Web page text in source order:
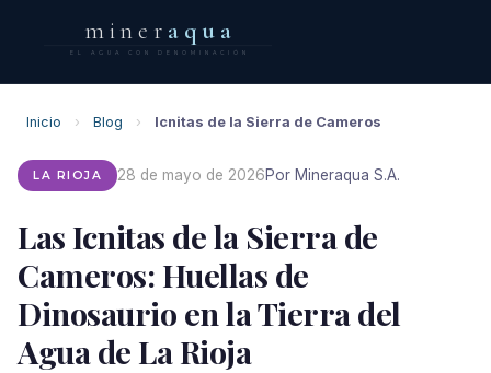
miner aqua
EL AGUA CON DENOMINACIÓN
Inicio › Blog › Icnitas de la Sierra de Cameros
LA RIOJA 28 de mayo de 2026Por Mineraqua S.A.
Las Icnitas de la Sierra de
Cameros: Huellas de
Dinosaurio en la Tierra del
Agua de La Rioja